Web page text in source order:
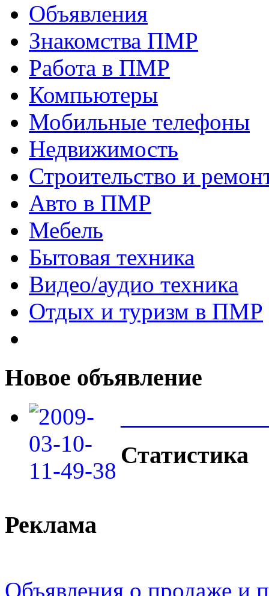
Объявления
Знакомства ПМР
Работа в ПМР
Компьютеры
Мобильные телефоны
Недвижимость
Строительство и
Авто в ПМР
Мебель
Бытовая техника
Видео/аудио техника
Отдых и туризм в ПМР
Новое объявление
Статистика
Реклама
Объявления о продаже и